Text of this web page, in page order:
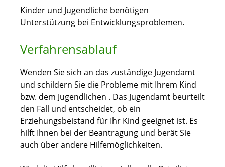
Kinder und Jugendliche benötigen
Unterstützung bei Entwicklungsproblemen.
Verfahrensablauf
Wenden Sie sich an das zuständige Jugendamt
und schildern Sie die Probleme mit Ihrem Kind
bzw. dem Jugendlichen . Das Jugendamt beurteilt
den Fall und entscheidet, ob ein
Erziehungsbeistand für Ihr Kind geeignet ist. Es
hilft Ihnen bei der Beantragung und berät Sie
auch über andere Hilfemöglichkeiten.